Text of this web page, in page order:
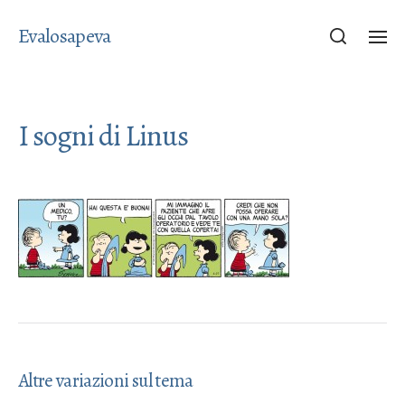
Evalosapeva
I sogni di Linus
Altre variazioni sul tema